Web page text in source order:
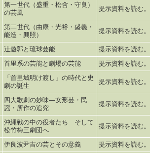
第一世代（盛重・松含・守良）
の芸風
提示資料を読む。
第二世代（由康・光裕・盛義・
能造・興照）
提示資料を読む。
辻遊郭と琉球芸能
提示資料を読む。
首里系の芸能と劇場の芸能 提示資料を読む。
「首里城明け渡し」の時代と史
劇の誕生
提示資料を読む。
四大歌劇の妙味―女形芸・民
謡・所作の追究
提示資料を読む。
沖縄戦の中の役者たち そして
松竹梅三劇団へ
提示資料を読む。
伊良波尹吉の芸とその意義 提示資料を読む。